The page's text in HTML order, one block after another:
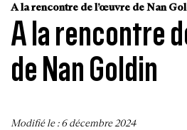
A la rencontre de l’œuvre de Nan
A la rencontre
de Nan Goldin
Modifié le :6 décembre 2024